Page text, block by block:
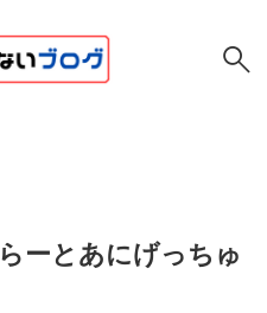
ーとあにげっちゅ